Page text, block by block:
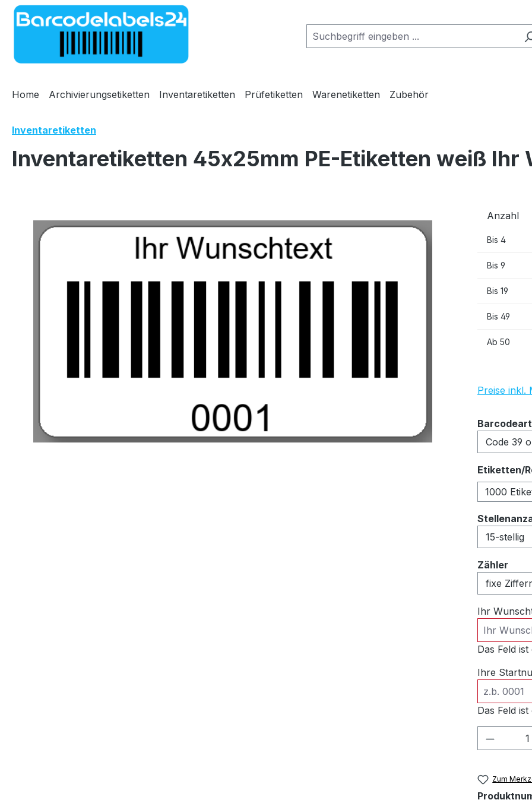
Hauptinhalt springen
Zur Suche springen
Zur Hauptnavigation springen
Home Archivierungsetiketten Inventaretiketten Prüfetiketten Warenetiketten Zubehör
Inventaretiketten
Inventaretiketten 45x25mm PE-Etiketten weiß Ihr
Anzahl
Bis 4
Bis 9
Bis 19
Bis 49
Ab 50
Preise inkl.
Barcodeart
Etiketten/
1000
Zähler
Ihr
Das Feld
Ihre
Das Feld
Zum